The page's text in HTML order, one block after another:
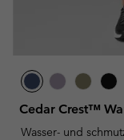
Cedar Crest™
Wasser- und